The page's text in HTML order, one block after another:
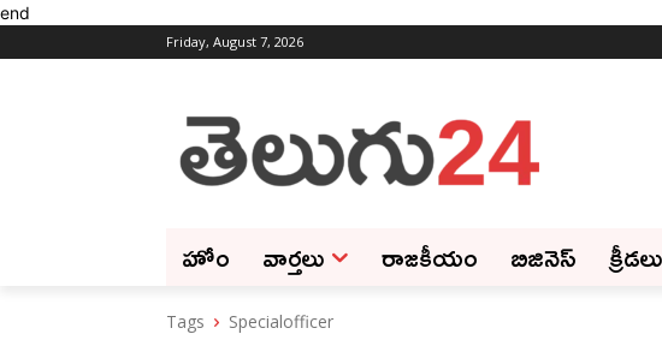
end
Friday, August 7, 2026
హోం వార్తలు రాజకీయం బిజినెస్‌ క్రీడలు
Tags Specialofficer